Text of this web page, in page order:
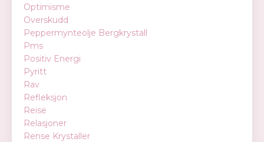
Optimisme
Overskudd
Peppermynteolje Bergkrystall
Pms
Positiv Energi
Pyritt
Rav
Refleksjon
Reise
Relasjoner
Rense Krystaller